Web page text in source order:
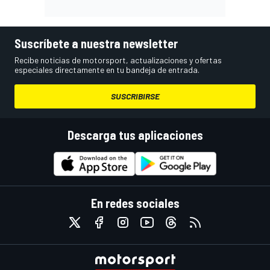
Suscríbete a nuestra newsletter
Recibe noticias de motorsport, actualizaciones y ofertas
especiales directamente en tu bandeja de entrada.
SUSCRIBIRSE
Descarga tus aplicaciones
En redes sociales